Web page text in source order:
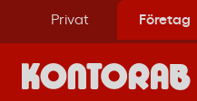
Privat Företag